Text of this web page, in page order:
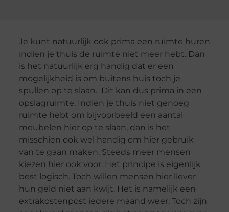
Je kunt natuurlijk ook prima een ruimte huren
indien je thuis de ruimte niet meer hebt. Dan
is het natuurlijk erg handig dat er een
mogelijkheid is om buitens huis toch je
spullen op te slaan. Dit kan dus prima in een
opslagruimte. Indien je thuis niet genoeg
ruimte hebt om bijvoorbeeld een aantal
meubelen hier op te slaan, dan is het
misschien ook wel handig om hier gebruik
van te gaan maken. Steeds meer mensen
kiezen hier ook voor. Het principe is eigenlijk
best logisch. Toch willen mensen hier liever
hun geld niet aan kwijt. Het is namelijk een
extrakostenpost iedere maand weer. Toch zijn